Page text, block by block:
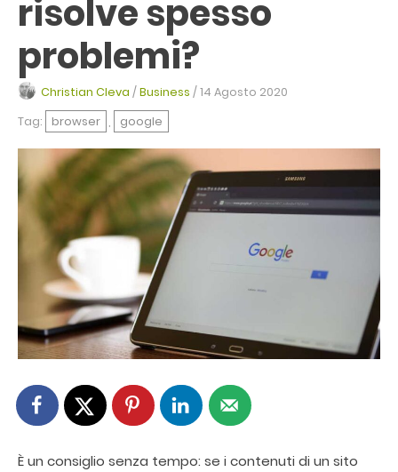
risolve spesso
problemi?
Christian Cleva /Business /14 Agosto 2020
Tag:
browser google
È un consiglio senza tempo: se i contenuti di un sito